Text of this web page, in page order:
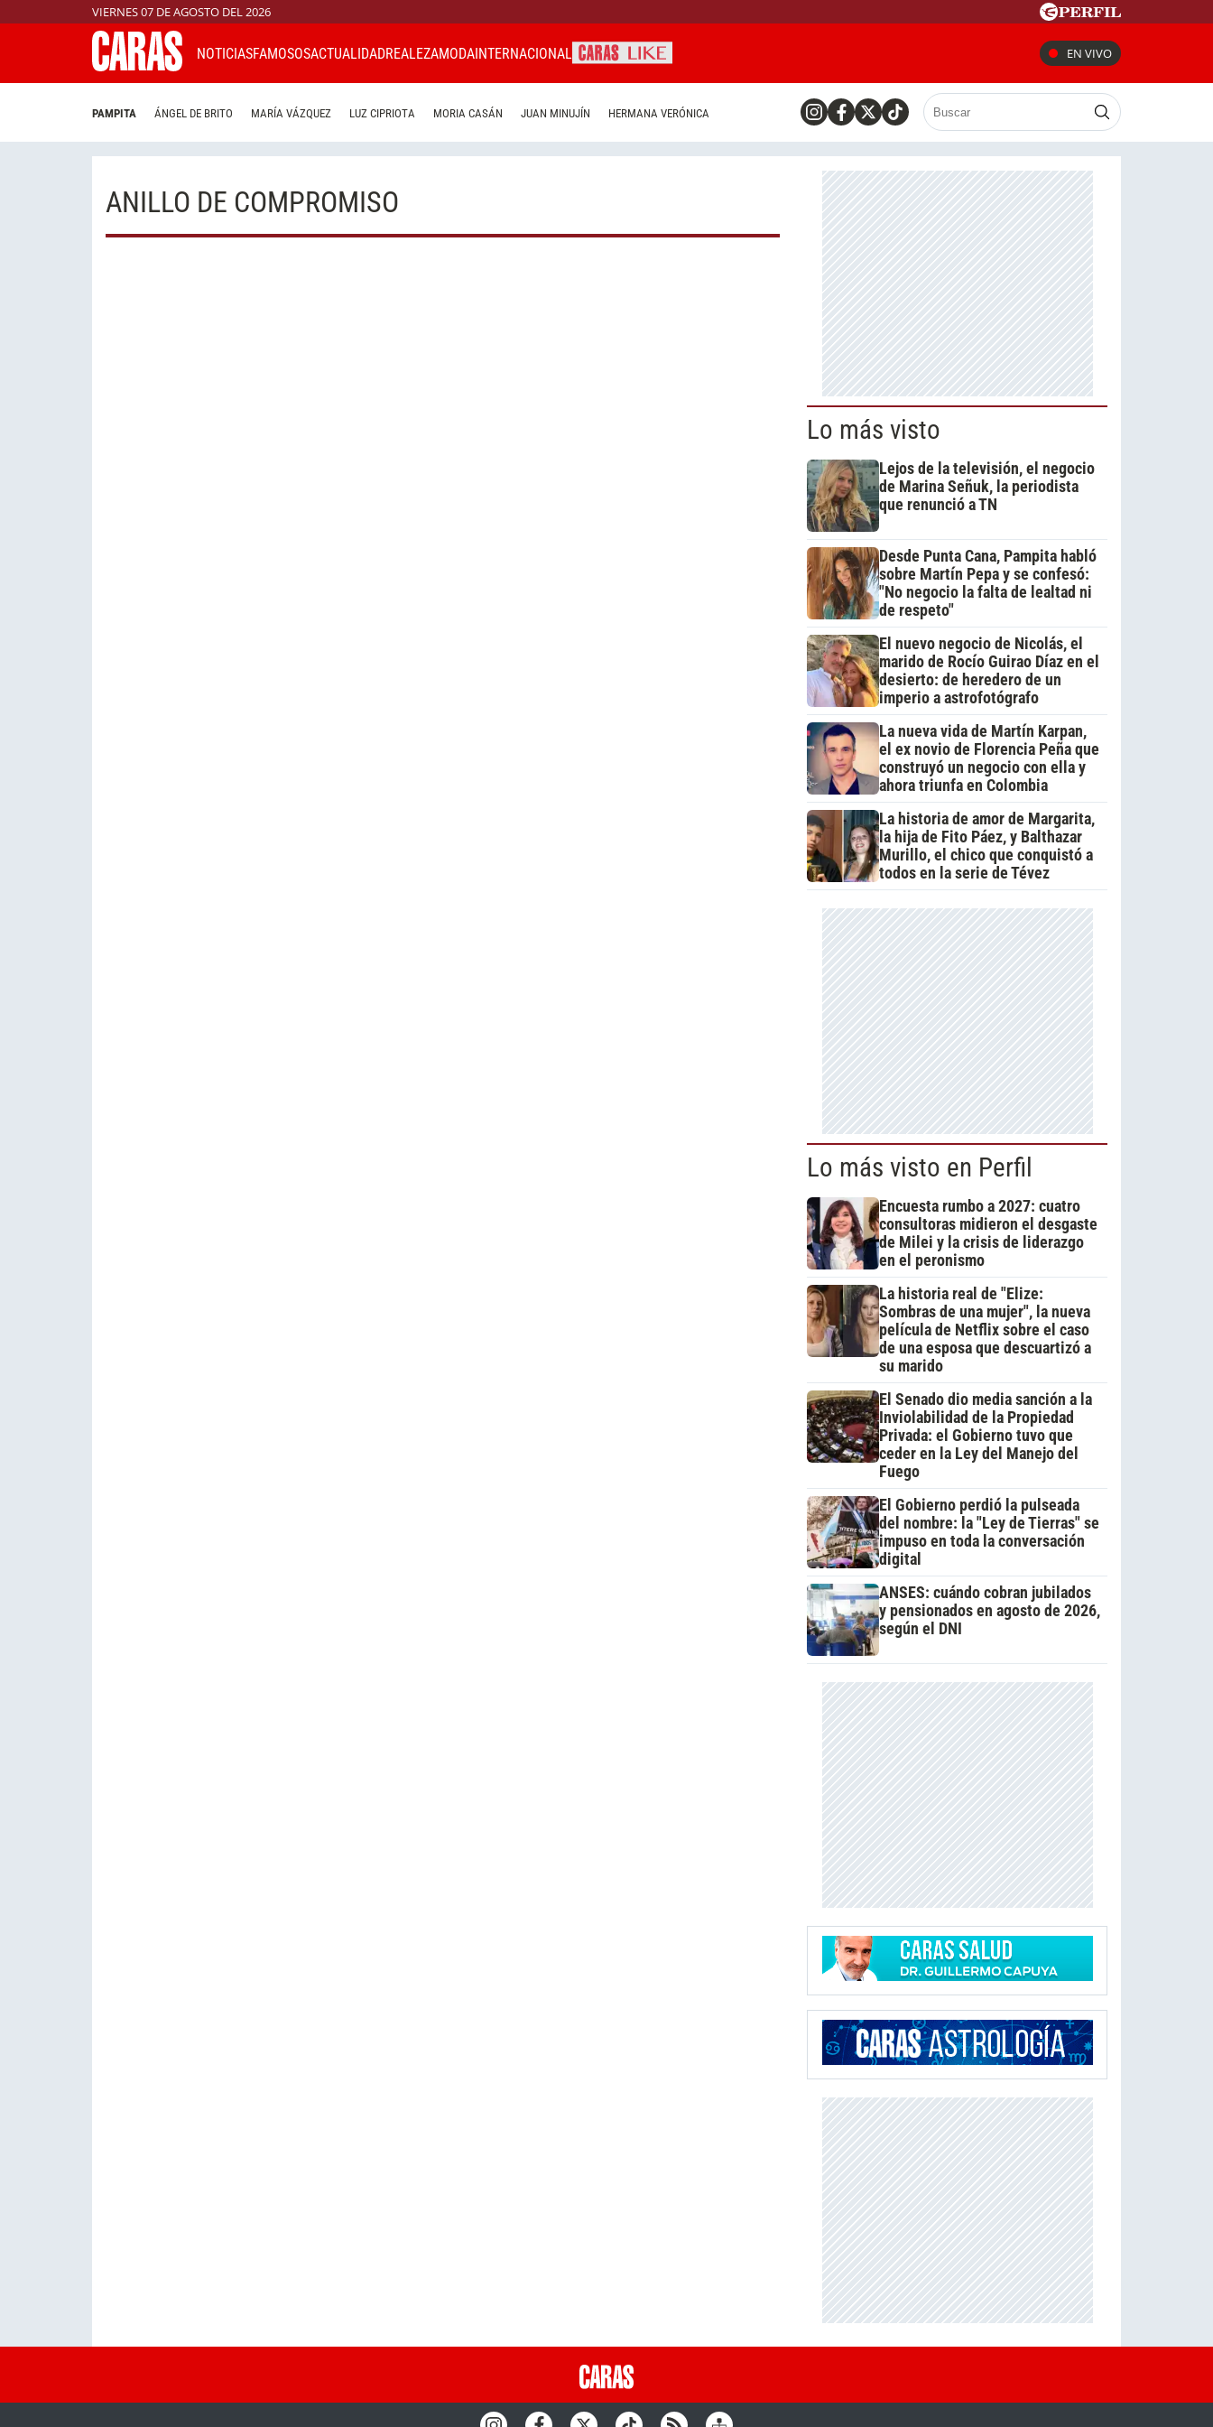
VIERNES 07 DE AGOSTO DEL 2026
NOTICIASFAMOSOSACTUALIDADREALEZAMODAINTERNACIONAL EN VIVO
PAMPITA ÁNGEL DE BRITO MARÍA VÁZQUEZ LUZ CIPRIOTA MORIA CASÁN JUAN MINUJÍN HERMANA VERÓNICA
ANILLO DE COMPROMISO
Lo más visto
Lejos de la televisión, el negocio
de Marina Señuk, la periodista
que renunció a TN
Desde Punta Cana, Pampita habló
sobre Martín Pepa y se confesó:
"No negocio la falta de lealtad ni
de respeto"
El nuevo negocio de Nicolás, el
marido de Rocío Guirao Díaz en el
desierto: de heredero de un
imperio a astrofotógrafo
La nueva vida de Martín Karpan,
el ex novio de Florencia Peña que
construyó un negocio con ella y
ahora triunfa en Colombia
La historia de amor de Margarita,
la hija de Fito Páez, y Balthazar
Murillo, el chico que conquistó a
todos en la serie de Tévez
Lo más visto en Perfil
Encuesta rumbo a 2027: cuatro
consultoras midieron el desgaste
de Milei y la crisis de liderazgo
en el peronismo
La historia real de "Elize:
Sombras de una mujer", la nueva
película de Netflix sobre el caso
de una esposa que descuartizó a
su marido
El Senado dio media sanción a la
Inviolabilidad de la Propiedad
Privada: el Gobierno tuvo que
ceder en la Ley del Manejo del
Fuego
El Gobierno perdió la pulseada
del nombre: la "Ley de Tierras" se
impuso en toda la conversación
digital
ANSES: cuándo cobran jubilados
y pensionados en agosto de 2026,
según el DNI